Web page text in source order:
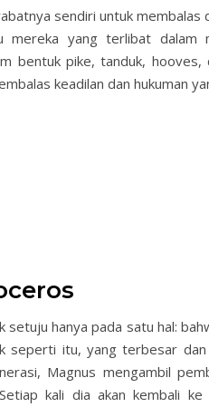
sendiri untuk
yang terlibat dalam
bentuk pike, tanduk,
keadilan dan hukuman
setuju hanya pada satu hal:
seperti itu, yang terbesar
Magnus mengambil
kali dia akan kembali